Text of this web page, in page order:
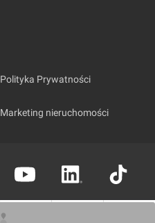
Polityka Prywatności
Marketing nieruchomości